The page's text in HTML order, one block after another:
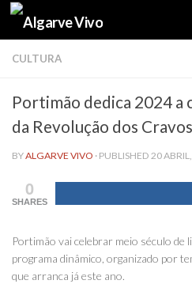
Skip to content
CULTURA
Portimão dedica 2024 a
da Revolução dos Cravos
BYALGARVE VIVO · PUBLISHED 20
0
SHARES
Portimão vai celebrar meio século de
programa dinâmico, organizado por
que arranca já este ano.